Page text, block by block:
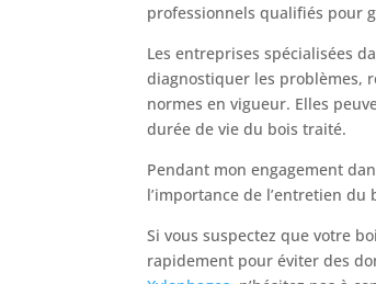
professionnels qualifiés pour
Les entreprises spécialisées
diagnostiquer les problèmes,
normes en vigueur. Elles
durée de vie du bois traité.
Pendant mon engagement
l’importance de l’entretien
Si vous suspectez que votre
rapidement pour éviter des